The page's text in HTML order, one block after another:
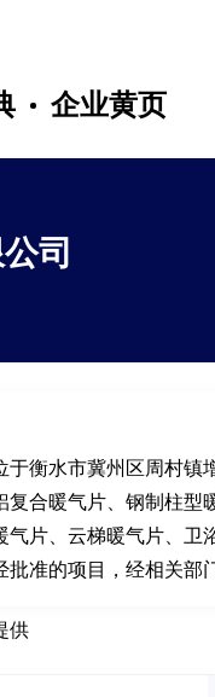
企业黄页
司
衡水市冀州区周村
合暖气片、钢制柱
片、云梯暖气片、
准的项目，经相关部
供